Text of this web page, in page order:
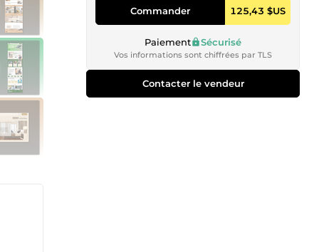
Commander 125,43 $US
Paiement Sécurisé
Vos informations sont chiffrées par TLS
Contacter le vendeur